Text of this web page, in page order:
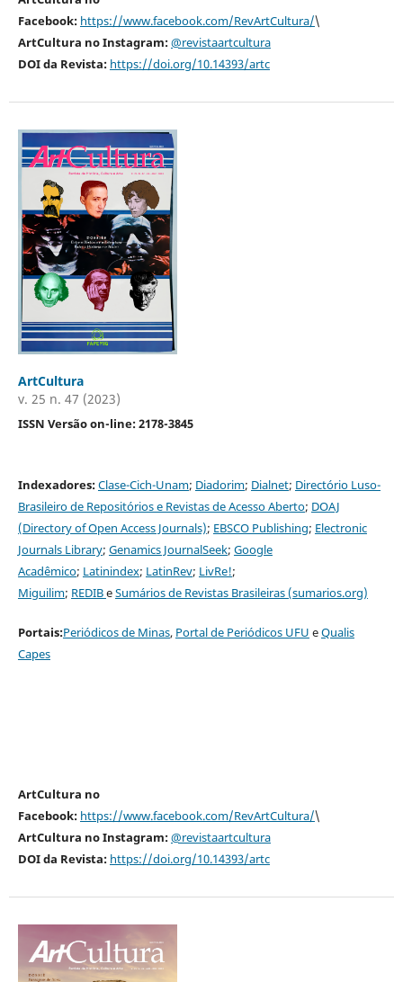
Facebook: https://www.facebook.com/RevArtCultura/\
ArtCultura no Instagram:@revistaartcultura
DOI da Revista: https://doi.org/10.14393/artc
ArtCultura
v. 25 n. 47 (2023)
ISSN Versão on-line: 2178-3845
Indexadores:Clase-Cich-Unam; Diadorim; Dialnet; Directório Luso-
Brasileiro de Repositórios e Revistas de Acesso Aberto; DOAJ
(Directory of Open Access Journals); EBSCO Publishing; Electronic
Journals Library; Genamics JournalSeek; Google
Acadêmico; Latinindex; LatinRev; LivRe!;
Miguilim; REDIBeSumários de Revistas Brasileiras (sumarios.org)
Portais:Periódicos de Minas, Portal de Periódicos UFU eQualis
Capes
ArtCultura no
Facebook: https://www.facebook.com/RevArtCultura/\
ArtCultura no Instagram:@revistaartcultura
DOI da Revista: https://doi.org/10.14393/artc